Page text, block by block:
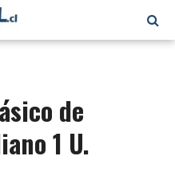
de
1 U.